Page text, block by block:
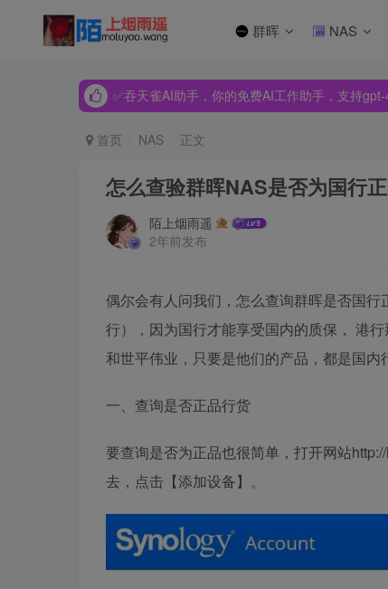
群晖 NAS
✅吞天雀AI助手，你的免费AI工作助手，支持
✅吞天雀AI助手，你的免费AI工作助手，支持
首页 NAS 正文
怎么查验群晖NAS是否为国行
陌上烟雨遥
2年前发布
偶尔会有人问我们，怎么查询群晖是否国
行），因为国行才能享受国内的质保， 港
和世平伟业，只要是他们的产品，都是国内
一、查询是否正品行货
要查询是否为正品也很简单，打开网站
去，点击【添加设备】。